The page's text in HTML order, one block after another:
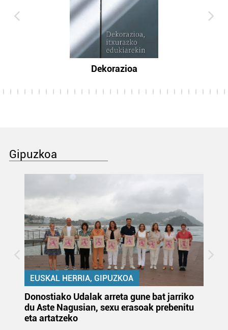
Dekorazioa
Gipuzkoa
EUSKAL HERRIA, GIPUZKOA
Donostiako Udalak arreta gune bat jarriko
du Aste Nagusian, sexu erasoak prebenitu
eta artatzeko